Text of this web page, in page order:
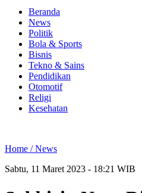
Beranda
News
Politik
Bola & Sports
Bisnis
Tekno & Sains
Pendidikan
Otomotif
Religi
Kesehatan
Home /News
Sabtu, 11 Maret 2023 - 18:21 WIB